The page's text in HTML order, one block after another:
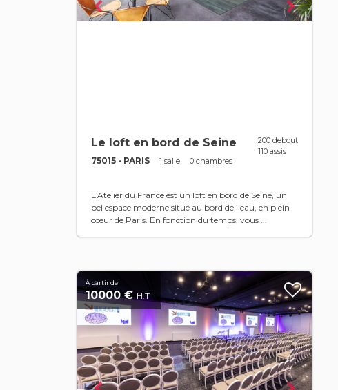
Le loft en bord de Seine
75015 - PARIS 1 salle 0 chambres
200 debout
110 assis
L'Atelier du France est un loft en bord de Seine, un
bel espace moderne situé au bord de l'eau, en plein
cœur de Paris. En fonction du temps, vous ...
À partir de
10000 €H.T